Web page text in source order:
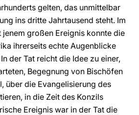
gelten, das unmittelbar
ins dritte Jahrtausend steht. Im
jenem großen Ereignis konnte die
ihrerseits echte Augenblicke
der Tat reicht die Idee zu einer,
Begegnung von Bischöfen
über die Evangelisierung des
in die Zeit des Konzils
Ereignis war in der Tat die